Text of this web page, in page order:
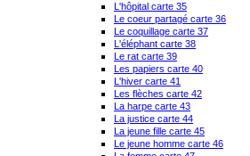
L'hôpital carte 35
Le coeur partagé carte 36
Le coquillage carte 37
L'éléphant carte 38
Le rat carte 39
Les papiers carte 40
L'hiver carte 41
Les flèches carte 42
La harpe carte 43
La justice carte 44
La jeune fille carte 45
Le jeune homme carte 46